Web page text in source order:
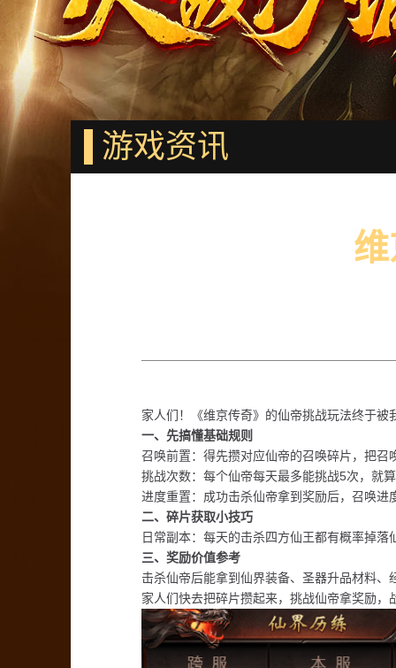
游戏资讯
家人们！《维京传奇》的仙帝挑战玩法终于
一、先搞懂基础规则
召唤前置‌：得先攒对应仙帝的召唤碎片，把
挑战次数‌：每个仙帝每天最多能挑战5次，就
进度重置‌：成功击杀仙帝拿到奖励后，召唤
二、碎片获取小技巧
日常副本‌：每天的击杀四方仙王都有概率掉落
三、奖励价值参考
击杀仙帝后能拿到仙界装备、圣器升品材料
家人们快去把碎片攒起来，挑战仙帝拿奖励，